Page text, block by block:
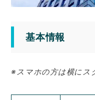
基本情報
※スマホの方は横にス